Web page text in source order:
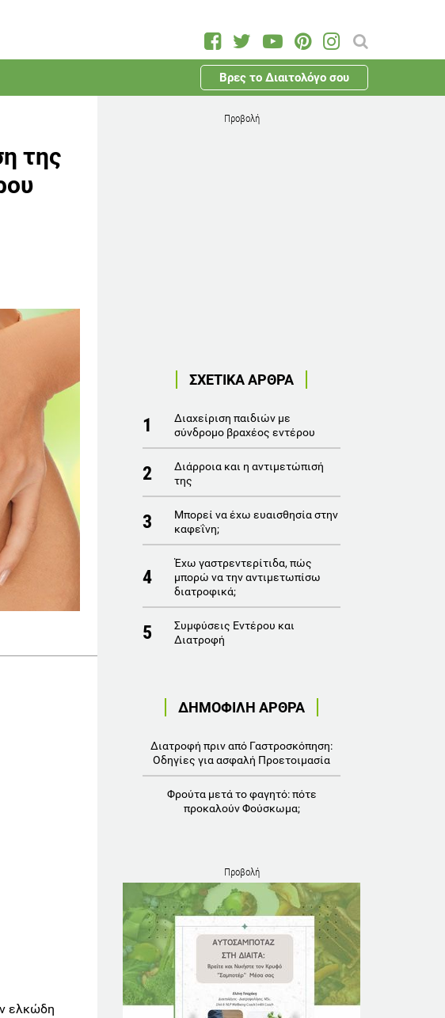
Βρες το Διαιτολόγο σου
της
ελκώδη
Προβολή
ΣΧΕΤΙΚΑ ΑΡΘΡΑ
1
Διαχείριση παιδιών με
σύνδρομο βραχέος εντέρου
2
Διάρροια και η αντιμετώπισή
της
3
Μπορεί να έχω ευαισθησία στην
καφεΐνη;
4
Έχω γαστρεντερίτιδα, πώς
μπορώ να την αντιμετωπίσω
διατροφικά;
5
Συμφύσεις Εντέρου και
Διατροφή
ΔΗΜΟΦΙΛΗ ΑΡΘΡΑ
Διατροφή πριν από Γαστροσκόπηση:
Οδηγίες για ασφαλή Προετοιμασία
Φρούτα μετά το φαγητό: πότε
προκαλούν Φούσκωμα;
Προβολή